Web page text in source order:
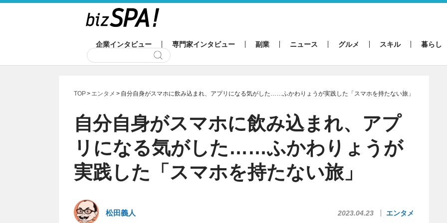
企業インタビュー 専門家インタビュー 副業 ニュース グルメ スキル 暮らし
TOP エンタメ 自分自身がスマホに飲み込まれ、アプリになる気がした……ふかわりょうが実践した「スマホを持たない旅」
自分自身がスマホに飲み込まれ、アプ
リになる気がした……ふかわりょうが
実践した「スマホを持たない旅」
松田義人 2023.04.23 エンタメ